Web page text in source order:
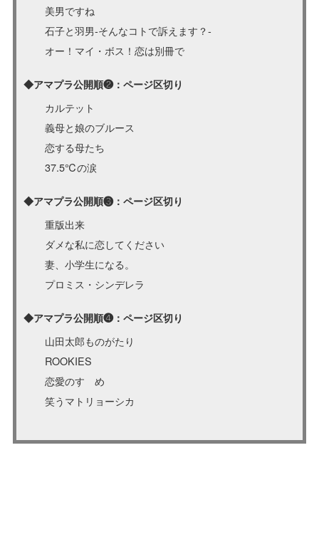
美男ですね
石子と羽男-そんなコトで訴えます？-
オー！マイ・ボス！恋は別冊で
◆アマプラ公開順❷：ページ区切り
カルテット
義母と娘のブルース
恋する母たち
37.5℃の涙
◆アマプラ公開順❸：ページ区切り
重版出来
ダメな私に恋してください
妻、小学生になる。
プロミス・シンデレラ
◆アマプラ公開順❹：ページ区切り
山田太郎ものがたり
ROOKIES
恋愛のすゝめ
笑うマトリョーシカ